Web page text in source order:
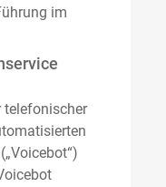
im
telefonischer